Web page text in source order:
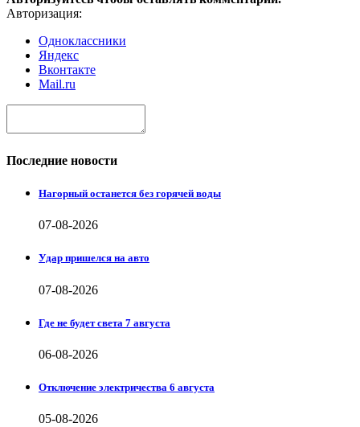
Авторизация:
Одноклассники
Яндекс
Вконтакте
Mail.ru
Последние новости
Нагорный останется без горячей воды
07-08-2026
Удар пришелся на авто
07-08-2026
Где не будет света 7 августа
06-08-2026
Отключение электричества 6 августа
05-08-2026